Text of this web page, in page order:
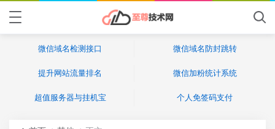
微信域名检测接口 微信域名防封跳转
提升网站流量排名 微信加粉统计系统
超值服务器与挂机宝 个人免签码支付